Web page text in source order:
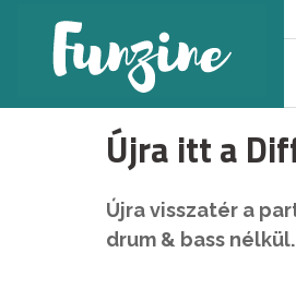
Újra itt a
Újra visszatér a
drum & bass nélkül.